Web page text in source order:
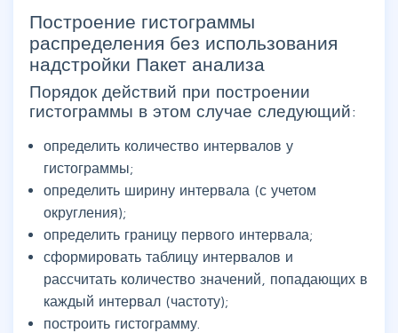
Построение гистограммы
распределения без использования
надстройки Пакет анализа
Порядок действий при построении
гистограммы в этом случае следующий:
определить количество интервалов у
гистограммы;
определить ширину интервала (с учетом
округления);
определить границу первого интервала;
сформировать таблицу интервалов и
рассчитать количество значений, попадающих в
каждый интервал (частоту);
построить гистограмму.